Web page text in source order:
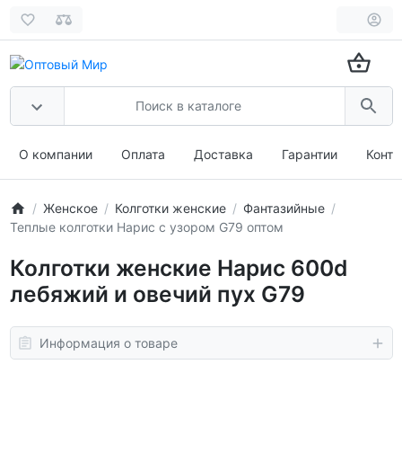
О компании Оплата Доставка Гарантии
Женское Колготки женские
Фантазийные
Теплые колготки Нарис с узором G79 оптом
Колготки женские Нарис 600d
лебяжий и овечий пух G79
Информация о товаре